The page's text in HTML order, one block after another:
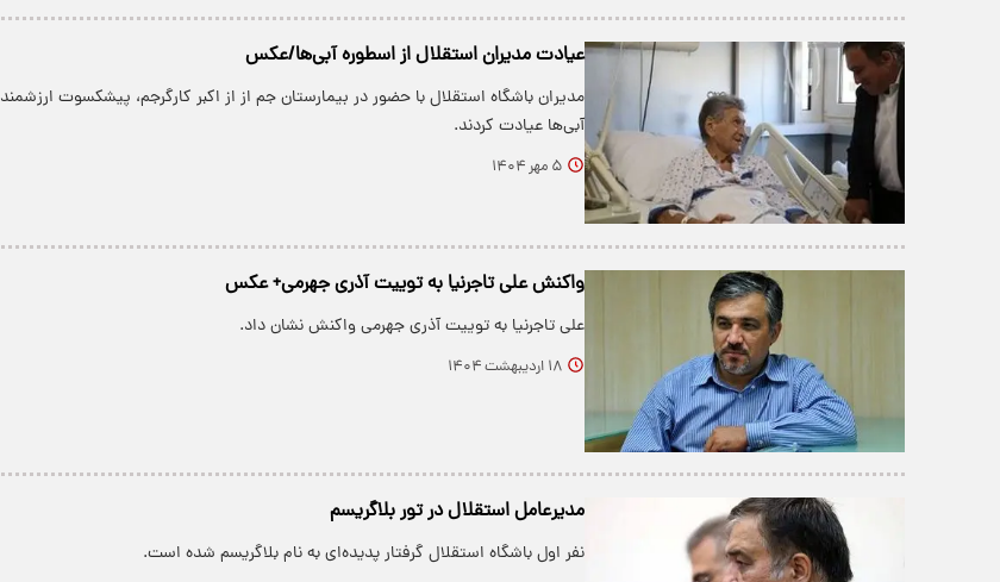
عیادت مدیران استقلال از اسطوره آبی‌ها/عکس
مدیران باشگاه استقلال با حضور در بیمارستان جم از از اکبر کارگرجم، پیشکسوت ارزشمند
آبی‌ها عیادت کردند.
۵ مهر ۱۴۰۴
واکنش علی تاجرنیا به توییت آذری جهرمی+ عکس
علی تاجرنیا به توییت آذری جهرمی واکنش نشان داد.
۱۸ اردیبهشت ۱۴۰۴
مدیرعامل استقلال در تور بلاگریسم
نفر اول باشگاه استقلال گرفتار پدیده‌ای به نام بلاگریسم شده‌ است.